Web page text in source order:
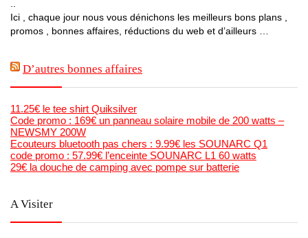
Ici , chaque jour nous vous dénichons les meilleurs bons plans ,
promos , bonnes affaires, réductions du web et d’ailleurs …
D’autres bonnes affaires
11.25€ le tee shirt Quiksilver
Code promo : 169€ un panneau solaire mobile de 200 watts –
NEWSMY 200W
Ecouteurs bluetooth pas chers : 9.99€ les SOUNARC Q1
code promo : 57.99€ l’enceinte SOUNARC L1 60 watts
29€ la douche de camping avec pompe sur batterie
A Visiter